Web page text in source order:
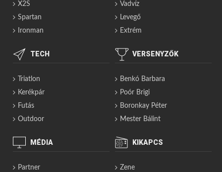
X2S
Spartan
Ironman
Vadvíz
Levegő
Extrém
TECH
Triatlon
Kerékpár
Futás
Outdoor
VERSENYZŐK
Benkó Barbara
Poór Brigi
Boronkay Péter
Mester Bálint
MÉDIA
Partner
KIKAPCS
Zene